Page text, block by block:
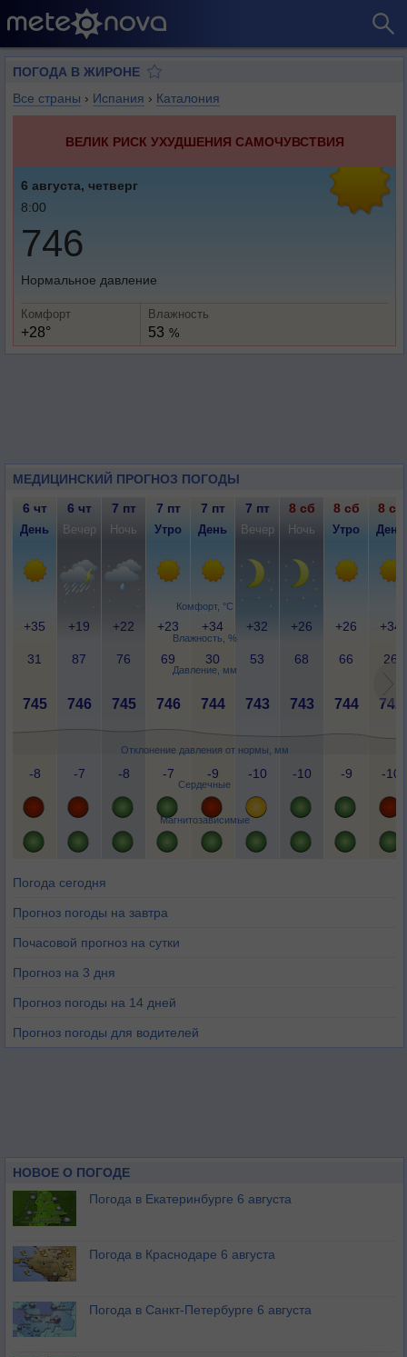
ПОГОДА В ЖИРОНЕ
Все страны › Испания › Каталония
ВЕЛИК РИСК УХУДШЕНИЯ САМОЧУВСТВИЯ
6 августа, четверг
8:00
746
Нормальное давление
Комфорт
+28°
Влажность
53 %
МЕДИЦИНСКИЙ ПРОГНОЗ ПОГОДЫ
Комфорт, °C
Влажность, %
Давление, мм
Отклонение давления от нормы, мм
Сердечные
Магнитозависимые
6 чт 6 чт 7 пт 7 пт 7 пт 7 пт 8 сб 8 сб 8 сб
День Вечер Ночь Утро День Вечер Ночь Утро День
+35 +19 +22 +23 +34 +32 +26 +26 +34
31 87 76 69 30 53 68 66 26
745 746 745 746 744 743 743 744 742
-8 -7 -8 -7 -9 -10 -10 -9 -10
Погода сегодня
Прогноз погоды на завтра
Почасовой прогноз на сутки
Прогноз на 3 дня
Прогноз погоды на 14 дней
Прогноз погоды для водителей
НОВОЕ О ПОГОДЕ
Погода в Екатеринбурге 6 августа
Погода в Краснодаре 6 августа
Погода в Санкт-Петербурге 6 августа